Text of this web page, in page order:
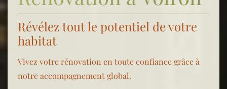
Révélez tout le potentiel de votre
habitat
Vivez votre rénovation en toute confiance grâce à
notre accompagnement global.